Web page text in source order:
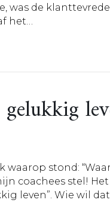
was de
het…
stond: “Waar
coachees stel!
leven”. Wie wil